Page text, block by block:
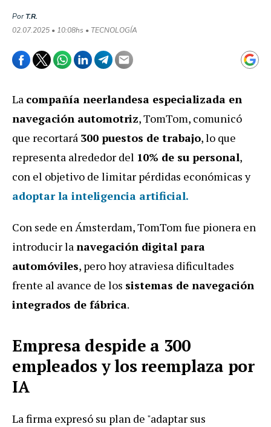
PorT.R.
02.07.2025 • 10:08hs • TECNOLOGÍA
La compañía neerlandesa especializada en
navegación automotriz, TomTom, comunicó
que recortará 300 puestos de trabajo, lo que
representa alrededor del 10% de su personal,
con el objetivo de limitar pérdidas económicas y
adoptar la inteligencia artificial.
Con sede en Ámsterdam, TomTom fue pionera en
introducir lanavegación digital para
automóviles, pero hoy atraviesa dificultades
frente al avance de los sistemas de navegación
integrados de fábrica.
Empresa despide a 300
empleados y los reemplaza por
IA
La firma expresó su plan de "adaptar sus